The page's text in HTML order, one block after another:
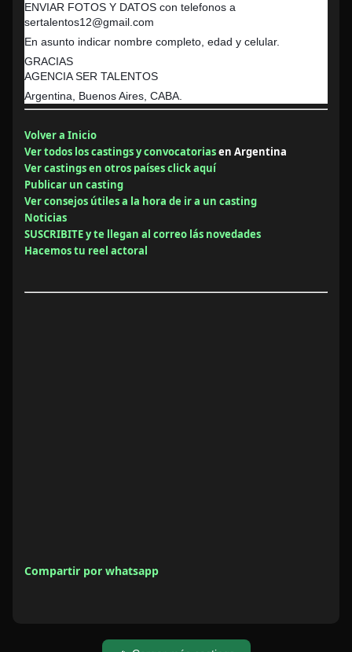
ENVIAR FOTOS Y DATOS con telefonos a
sertalentos12@gmail.com
En asunto indicar nombre completo, edad y celular.
GRACIAS
AGENCIA SER TALENTOS
Argentina, Buenos Aires, CABA.
Volver a Inicio
Ver todos los castings y convocatoriasen Argentina
Ver castings en otros países click aquí
Publicar un casting
Ver consejos útiles a la hora de ir a un casting
Noticias
SUSCRIBITE y te llegan al correo lás novedades
Hacemos tu reel actoral
Compartir por whatsapp